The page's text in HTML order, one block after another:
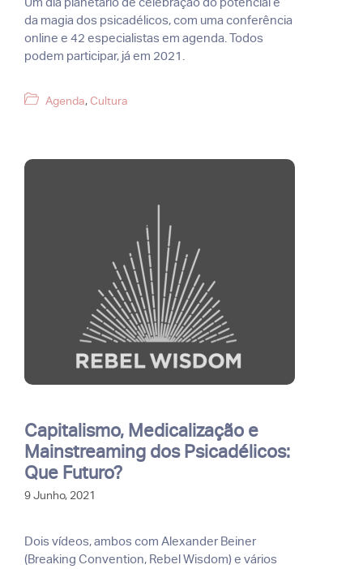
da magia dos psicadélicos, com uma conferência
online e 42 especialistas em agenda. Todos
podem participar, já em 2021.
Categorias
Agenda, Cultura
Capitalismo, Medicalização e
Mainstreaming dos Psicadélicos:
Que Futuro?
9 Junho, 2021
Dois vídeos, ambos com Alexander Beiner
(Breaking Convention, Rebel Wisdom) e vários